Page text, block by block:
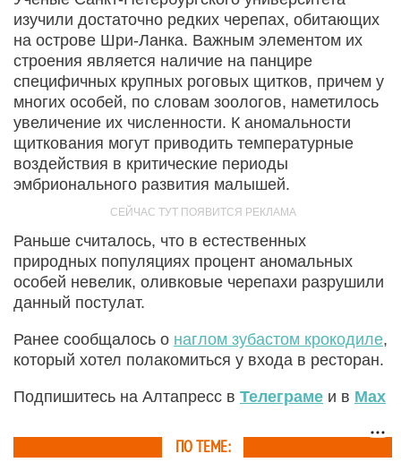
изучили достаточно редких черепах, обитающих
на острове Шри-Ланка. Важным элементом их
строения является наличие на панцире
специфичных крупных роговых щитков, причем у
многих особей, по словам зоологов, наметилось
увеличение их численности. К аномальности
щиткования могут приводить температурные
воздействия в критические периоды
эмбрионального развития малышей.
Раньше считалось, что в естественных
природных популяциях процент аномальных
особей невелик, оливковые черепахи разрушили
данный постулат.
Ранее сообщалось о наглом зубастом крокодиле,
который хотел полакомиться у входа в ресторан.
Подпишитесь на Алтапресс в Телеграме и в Max
ПО ТЕМЕ: